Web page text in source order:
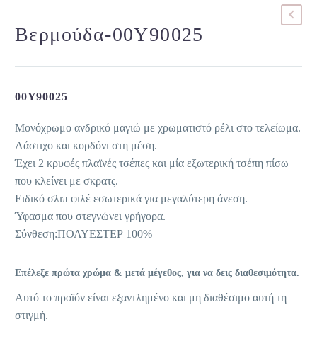
Βερμούδα-00Y90025
00Y90025
Μονόχρωμο ανδρικό μαγιώ με χρωματιστό ρέλι στο τελείωμα.
Λάστιχο και κορδόνι στη μέση.
Έχει 2 κρυφές πλαϊνές τσέπες και μία εξωτερική τσέπη πίσω
που κλείνει με σκρατς.
Ειδικό σλιπ φιλέ εσωτερικά για μεγαλύτερη άνεση.
Ύφασμα που στεγνώνει γρήγορα.
Σύνθεση:ΠΟΛΥΕΣΤΕΡ 100%
Επέλεξε πρώτα χρώμα & μετά μέγεθος, για να δεις διαθεσιμότητα.
Αυτό το προϊόν είναι εξαντλημένο και μη διαθέσιμο αυτή τη
στιγμή.